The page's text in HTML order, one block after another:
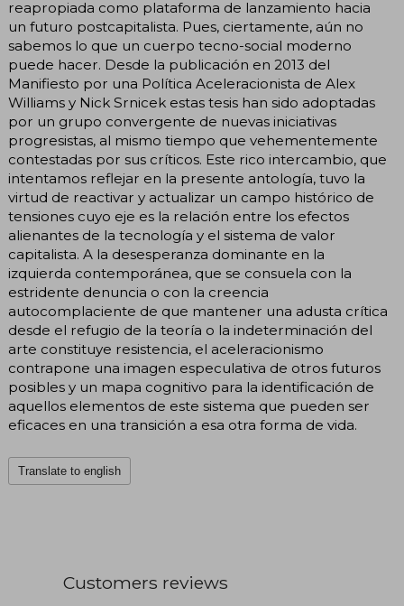
reapropiada como plataforma de lanzamiento hacia
un futuro postcapitalista. Pues, ciertamente, aún no
sabemos lo que un cuerpo tecno-social moderno
puede hacer. Desde la publicación en 2013 del
Manifiesto por una Política Aceleracionista de Alex
Williams y Nick Srnicek estas tesis han sido adoptadas
por un grupo convergente de nuevas iniciativas
progresistas, al mismo tiempo que vehementemente
contestadas por sus críticos. Este rico intercambio, que
intentamos reflejar en la presente antología, tuvo la
virtud de reactivar y actualizar un campo histórico de
tensiones cuyo eje es la relación entre los efectos
alienantes de la tecnología y el sistema de valor
capitalista. A la desesperanza dominante en la
izquierda contemporánea, que se consuela con la
estridente denuncia o con la creencia
autocomplaciente de que mantener una adusta crítica
desde el refugio de la teoría o la indeterminación del
arte constituye resistencia, el aceleracionismo
contrapone una imagen especulativa de otros futuros
posibles y un mapa cognitivo para la identificación de
aquellos elementos de este sistema que pueden ser
eficaces en una transición a esa otra forma de vida.
Translate to english
Customers reviews